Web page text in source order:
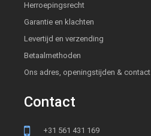
Herroepingsrecht
Garantie en klachten
Levertijd en verzending
Betaalmethoden
Ons adres, openingstijden & contact
Contact
+31 561 431 169